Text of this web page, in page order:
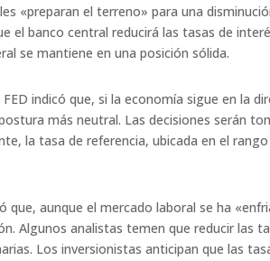
«preparan el terreno» para una
el banco central reducirá las tasas de
se mantiene en una posición sólida.​
FED indicó que, si la economía sigue en la
más neutral. Las decisiones serán
la tasa de referencia, ubicada en el
que, aunque el mercado laboral se ha
Algunos analistas temen que reducir las
Los inversionistas anticipan que las